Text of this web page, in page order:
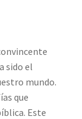
sido el
mundo.
que
Este